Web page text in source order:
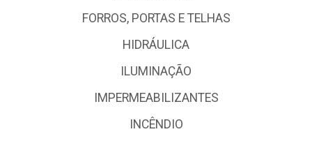
FORROS, PORTAS E TELHAS
HIDRÁULICA
ILUMINAÇÃO
IMPERMEABILIZANTES
INCÊNDIO